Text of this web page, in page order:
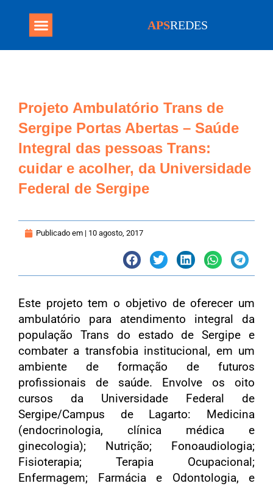
APSREDES
Projeto Ambulatório Trans de
Sergipe Portas Abertas – Saúde
Integral das pessoas Trans:
cuidar e acolher, da Universidade
Federal de Sergipe
Publicado em | 10 agosto, 2017
Este projeto tem o objetivo de oferecer um
ambulatório para atendimento integral da
população Trans do estado de Sergipe e
combater a transfobia institucional, em um
ambiente de formação de futuros
profissionais de saúde. Envolve os oito
cursos da Universidade Federal de
Sergipe/Campus de Lagarto: Medicina
(endocrinologia, clínica médica e
ginecologia); Nutrição; Fonoaudiologia;
Fisioterapia; Terapia Ocupacional;
Enfermagem; Farmácia e Odontologia, e